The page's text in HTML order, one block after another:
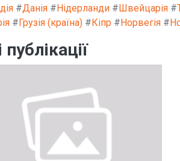
#Данія #Нідерланди #Швейцарія #
#Грузія (країна) #Кіпр #Норвегія #
публікації